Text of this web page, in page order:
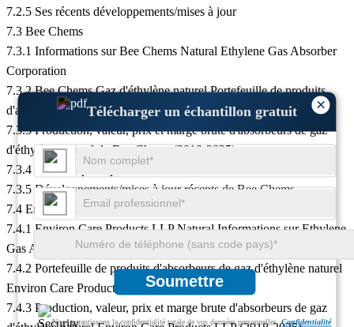
×
Télécharger un échantillon gratuit
Soumettre
Nous garantissons la confidentialité totale de vos données personnelles.Confidentialité
7.2.5 Ses récents développements/mises à jour
7.3 Bee Chems
7.3.1 Informations sur Bee Chems Natural Ethylene Gas Absorber
Corporation
7.3.2 Bee Chems Gaz d'éthylène naturel Portefeuille de produits
d'absorbeurs
7.3.3 Production, valeur, prix et marge brute d'absorbeurs de gaz
d'éthylène naturel de Bee Chems (2018-2025)
7.3.4 Activités principales et marchés desservis de Bee Chems
7.3.5 Développements/mises à jour récents de Bee Chems
7.4 Environ Care Products LLP
7.4.1 Environ Care Products LLP Natural Informations sur Ethylene
Gas Absorber Corporation
7.4.2 Portefeuille de produits d'absorbeurs de gaz d'éthylène naturel
Environ Care Products LLP
7.4.3 Production, valeur, prix et marge brute d'absorbeurs de gaz